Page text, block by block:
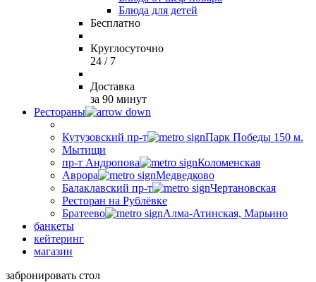
Блюда для детей
Бесплатно
Круглосуточно
24 / 7
Доставка
за 90 минут
Рестораны
Кутузовский пр-т
Парк Победы 150 м.
Мытищи
пр-т Андропова
Коломенская
Аврора
Медведково
Балаклавский пр-т
Чертановская
Ресторан на Рублёвке
Братеево
Алма-Атинская, Марьино
банкеты
кейтеринг
магазин
забронировать стол